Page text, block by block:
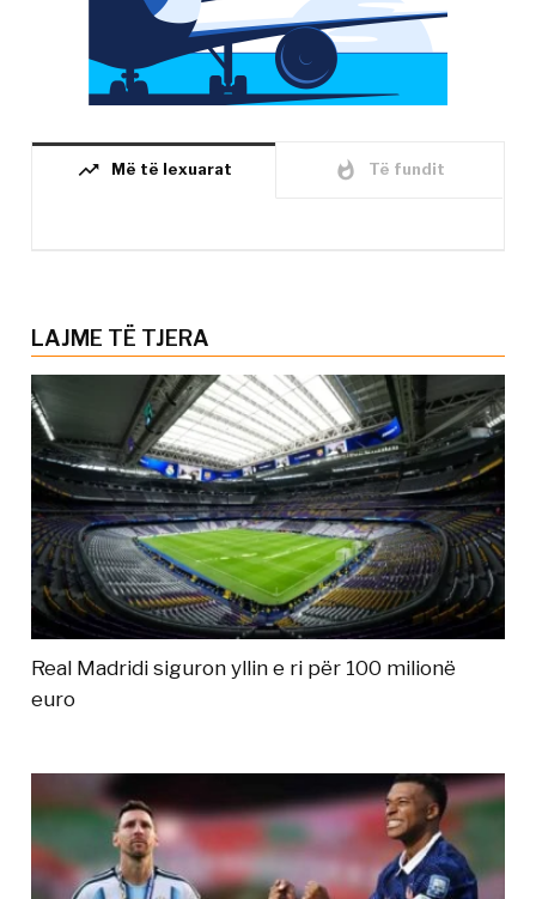
trending_up Më të lexuarat whatshot Të fundit
LAJME TË TJERA
Real Madridi siguron yllin e ri për 100 milionë
euro